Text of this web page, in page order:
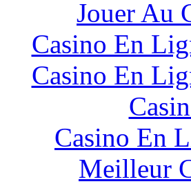
Jouer Au
Casino En
Casino En
Casino En
Meilleur